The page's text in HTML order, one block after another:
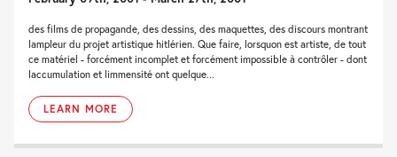
des films de propagande, des dessins, des maquettes, des discours montrant
lampleur du projet artistique hitlérien. Que faire, lorsquon est artiste, de tout
ce matériel - forcément incomplet et forcément impossible à contrôler - dont
laccumulation et limmensité ont quelque...
LEARN MORE